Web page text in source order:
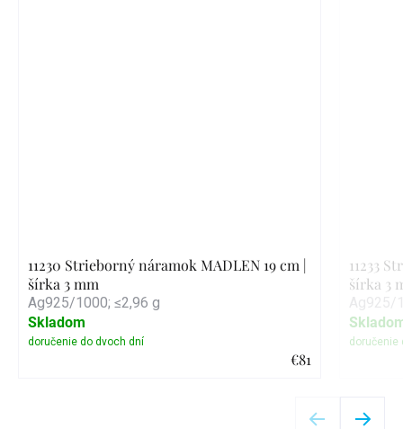
11230 Strieborný náramok MADLEN 19 cm |
šírka 3 mm
Ag925/1000; ≤2,96 g
€81
Skladom
11233
šírka 3